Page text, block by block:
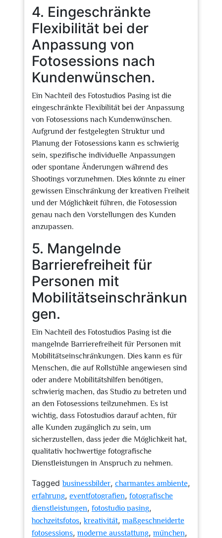
4. Eingeschränkte
Flexibilität bei der
Anpassung von
Fotosessions nach
Kundenwünschen.
Ein Nachteil des Fotostudios Pasing ist die
eingeschränkte Flexibilität bei der Anpassung
von Fotosessions nach Kundenwünschen.
Aufgrund der festgelegten Struktur und
Planung der Fotosessions kann es schwierig
sein, spezifische individuelle Anpassungen
oder spontane Änderungen während des
Shootings vorzunehmen. Dies könnte zu einer
gewissen Einschränkung der kreativen Freiheit
und der Möglichkeit führen, die Fotosession
genau nach den Vorstellungen des Kunden
anzupassen.
5. Mangelnde
Barrierefreiheit für
Personen mit
Mobilitätseinschränkun
gen.
Ein Nachteil des Fotostudios Pasing ist die
mangelnde Barrierefreiheit für Personen mit
Mobilitätseinschränkungen. Dies kann es für
Menschen, die auf Rollstühle angewiesen sind
oder andere Mobilitätshilfen benötigen,
schwierig machen, das Studio zu betreten und
an den Fotosessions teilzunehmen. Es ist
wichtig, dass Fotostudios darauf achten, für
alle Kunden zugänglich zu sein, um
sicherzustellen, dass jeder die Möglichkeit hat,
qualitativ hochwertige fotografische
Dienstleistungen in Anspruch zu nehmen.
Taggedbusinessbilder, charmantes ambiente,
erfahrung, eventfotografien, fotografische
dienstleistungen, fotostudio pasing,
hochzeitsfotos,kreativität, maßgeschneiderte
fotosessions, moderne ausstattung, münchen,